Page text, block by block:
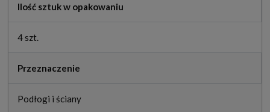
Ilość sztuk w opakowaniu
4 szt.
Przeznaczenie
Podłogi i ściany